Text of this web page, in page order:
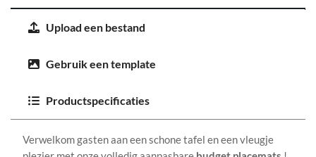
Upload een bestand
Gebruik een template
Productspecificaties
Verwelkom gasten aan een schone tafel en een vleugje